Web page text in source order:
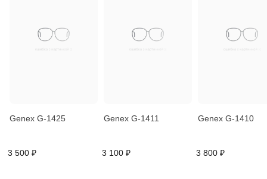
Genex G-1425
3 500 ₽
Genex G-1411
3 100 ₽
Genex G-1410
3 800 ₽